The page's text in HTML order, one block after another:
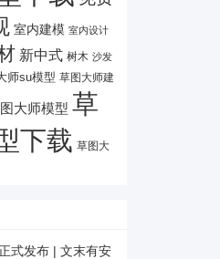
室内建模 室内设计
新中式 树木 沙发
师su模型 草图大师建
大师模型 草
下载 草图大
式发布 | 文末有安